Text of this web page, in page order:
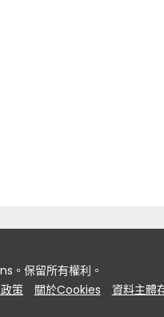
。保留所有權利。
策 關於Cookies 資料主體